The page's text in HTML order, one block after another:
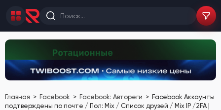
Главная Facebook Facebook: Автореги
Facebook Аккаунты
подтверждены по почте / Пол: Mix / Список друзей / Mix IP /2FA |